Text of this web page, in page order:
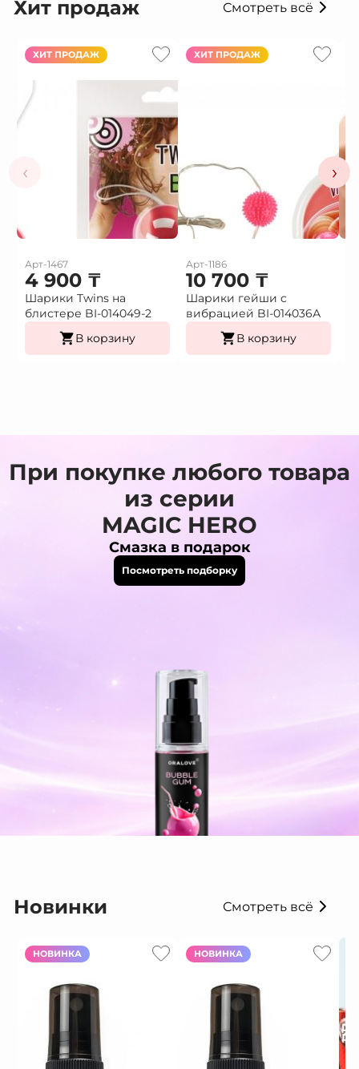
Хит продаж Смотреть всё
‹
ХИТ ПРОДАЖ
Арт-1467
4 900 ₸
Шарики Twins на
блистере BI-014049-2
В корзину
ХИТ ПРОДАЖ
Арт-1186
10 700 ₸
Шарики гейши с
вибрацией BI-014036А
В корзину
›
При покупке любого товара
из серии
MAGIC HERO
Смазка в подарок
Посмотреть подборку
Новинки Смотреть всё
НОВИНКА НОВИНКА